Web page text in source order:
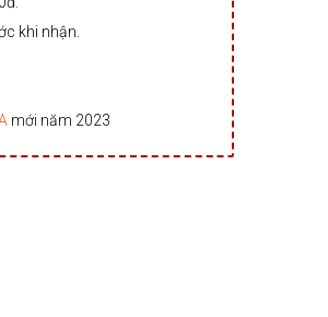
khi nhận.
mới năm 2023